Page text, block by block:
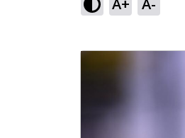
A+ A-